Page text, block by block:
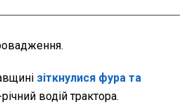
зіткнулися фура та
водій трактора.